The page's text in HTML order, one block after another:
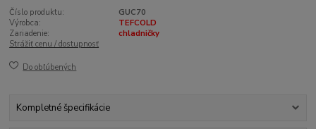
Číslo produktu:
GUC70
Výrobca:
TEFCOLD
Zariadenie:
chladničky
Strážiť cenu / dostupnosť
Do obľúbených
Kompletné špecifikácie